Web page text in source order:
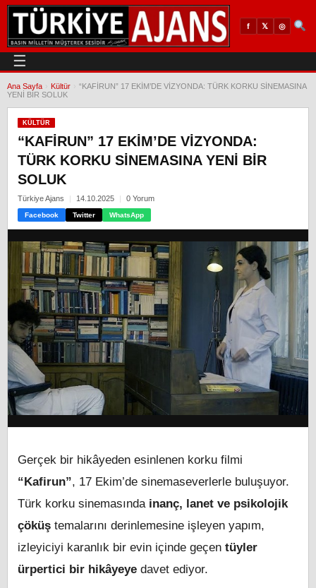
f 𝕏 ◎
☰
Ana Sayfa Kültür
“KAFİRUN” 17 EKİM’DE VİZYONDA: TÜRK KORKU SİNEMASINA
YENİ BİR SOLUK
KÜLTÜR
“KAFİRUN” 17 EKİM’DE VİZYONDA:
TÜRK KORKU SİNEMASINA YENİ BİR
SOLUK
Türkiye Ajans 14.10.2025 0 Yorum
Facebook Twitter WhatsApp
Gerçek bir hikâyeden esinlenen korku filmi
“Kafirun”, 17 Ekim’de sinemaseverlerle buluşuyor.
Türk korku sinemasında inanç, lanet ve psikolojik
çöküş temalarını derinlemesine işleyen yapım,
izleyiciyi karanlık bir evin içinde geçen tüyler
ürpertici bir hikâyeye davet ediyor.